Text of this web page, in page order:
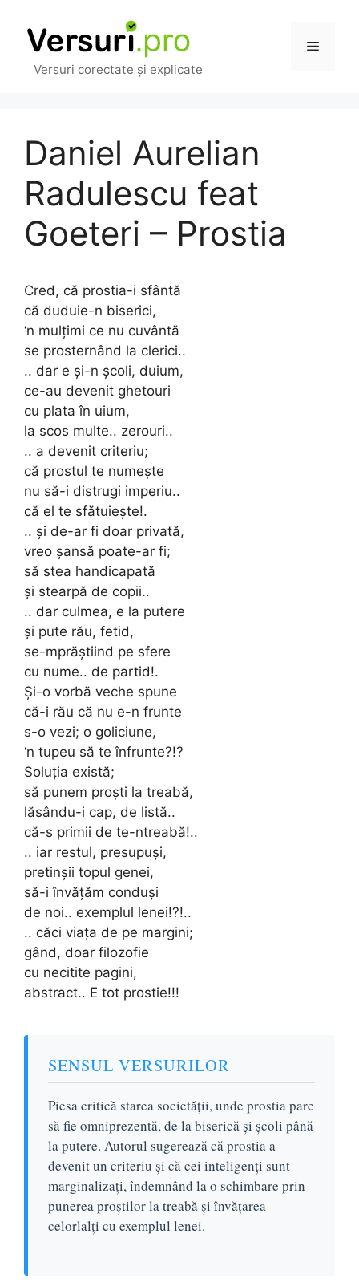
conținut
Versuri corectate și explicate
Meniu
Daniel Aurelian
Radulescu feat
Goeteri – Prostia
Cred, că prostia-i sfântă
că duduie-n biserici,
‘n mulțimi ce nu cuvântă
se prosternând la clerici..
.. dar e și-n școli, duium,
ce-au devenit ghetouri
cu plata în uium,
la scos multe.. zerouri..
.. a devenit criteriu;
că prostul te numește
nu să-i distrugi imperiu..
că el te sfătuiește!.
.. și de-ar fi doar privată,
vreo șansă poate-ar fi;
să stea handicapată
și stearpă de copii..
.. dar culmea, e la putere
și pute rău, fetid,
se-mprăștiind pe sfere
cu nume.. de partid!.
Și-o vorbă veche spune
că-i rău că nu e-n frunte
s-o vezi; o goliciune,
‘n tupeu să te înfrunte?!?
Soluția există;
să punem proști la treabă,
lăsându-i cap, de listă..
că-s primii de te-ntreabă!..
.. iar restul, presupuși,
pretinșii topul genei,
să-i învățăm conduși
de noi.. exemplul lenei!?!..
.. căci viața de pe margini;
gând, doar filozofie
cu necitite pagini,
abstract.. E tot prostie!!!
SENSUL VERSURILOR
Piesa critică starea societății, unde prostia pare
să fie omniprezentă, de la biserică și școli până
la putere. Autorul sugerează că prostia a
devenit un criteriu și că cei inteligenți sunt
marginalizați, îndemnând la o schimbare prin
punerea proștilor la treabă și învățarea
celorlalți cu exemplul lenei.